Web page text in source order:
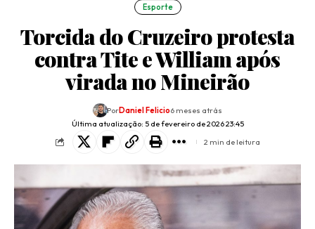
Esporte
Torcida do Cruzeiro protesta
contra Tite e William após
virada no Mineirão
Última atualização: 5 de fevereiro de 2026 23:45
PorDaniel Felicio6 meses atrás
2 min de leitura